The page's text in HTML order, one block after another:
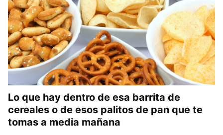
Lo que hay dentro de esa barrita de
cereales o de esos palitos de pan que te
tomas a media mañana